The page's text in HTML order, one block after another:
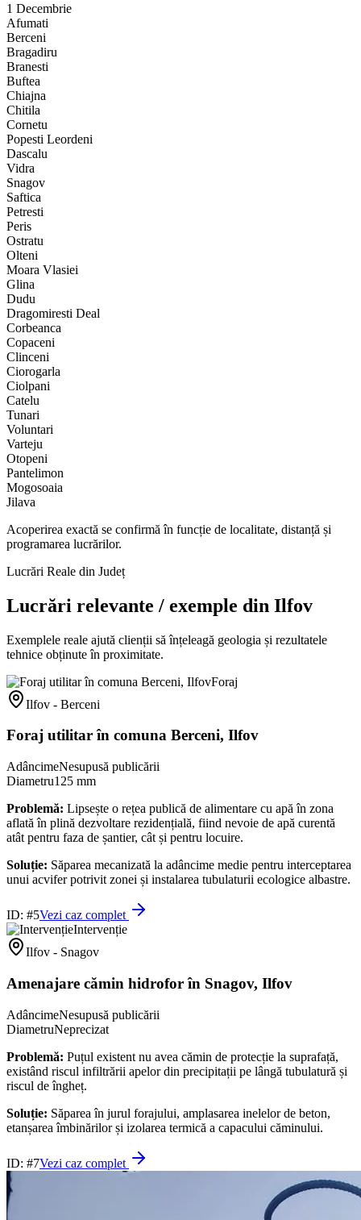
1 Decembrie
Afumati
Berceni
Bragadiru
Branesti
Buftea
Chiajna
Chitila
Cornetu
Popesti Leordeni
Dascalu
Vidra
Snagov
Saftica
Petresti
Peris
Ostratu
Olteni
Moara Vlasiei
Glina
Dudu
Dragomiresti Deal
Corbeanca
Copaceni
Clinceni
Ciorogarla
Ciolpani
Catelu
Tunari
Voluntari
Varteju
Otopeni
Pantelimon
Mogosoaia
Jilava
Acoperirea exactă se confirmă în funcție de localitate, distanță și
programarea lucrărilor.
Lucrări Reale din Județ
Lucrări relevante / exemple din Ilfov
Exemplele reale ajută clienții să înțeleagă geologia și rezultatele
tehnice obținute în proximitate.
Foraj
Ilfov - Berceni
Foraj utilitar în comuna Berceni, Ilfov
AdâncimeNesupusă publicării
Diametru125 mm
Problemă: Lipsește o rețea publică de alimentare cu apă în zona
aflată în plină dezvoltare rezidențială, fiind nevoie de apă curentă
atât pentru faza de șantier, cât și pentru locuire.
Soluție: Săparea mecanizată la adâncime medie pentru interceptarea
unui acvifer potrivit zonei și instalarea tubulaturii ecologice albastre.
ID: #5Vezi caz complet
Intervenție
Ilfov - Snagov
Amenajare cămin hidrofor în Snagov, Ilfov
AdâncimeNesupusă publicării
DiametruNeprecizat
Problemă: Puțul existent nu avea cămin de protecție la suprafață,
existând riscul infiltrării apelor din precipitații pe lângă tubulatură și
riscul de îngheț.
Soluție: Săparea în jurul forajului, amplasarea inelelor de beton,
etanșarea îmbinărilor și izolarea termică a capacului căminului.
ID: #7Vezi caz complet